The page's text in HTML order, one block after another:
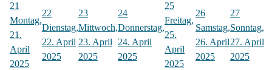
21
Montag,
21.
April
2025
22
Dienstag,
22. April
2025
23
Mittwoch,
23. April
2025
24
Donnerstag,
24. April
2025
25
Freitag,
25.
April
2025
26
Samstag,
26. April
2025
27
Sonntag,
27. April
2025